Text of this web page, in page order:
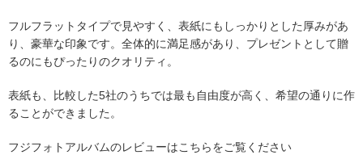
フルフラットタイプで見やすく、表紙にもしっかりとした厚みがあ
り、豪華な印象です。全体的に満足感があり、プレゼントとして贈
るのにもぴったりのクオリティ。
表紙も、比較した5社のうちでは最も自由度が高く、希望の通りに作
ることができました。
フジフォトアルバムのレビューはこちらをご覧ください